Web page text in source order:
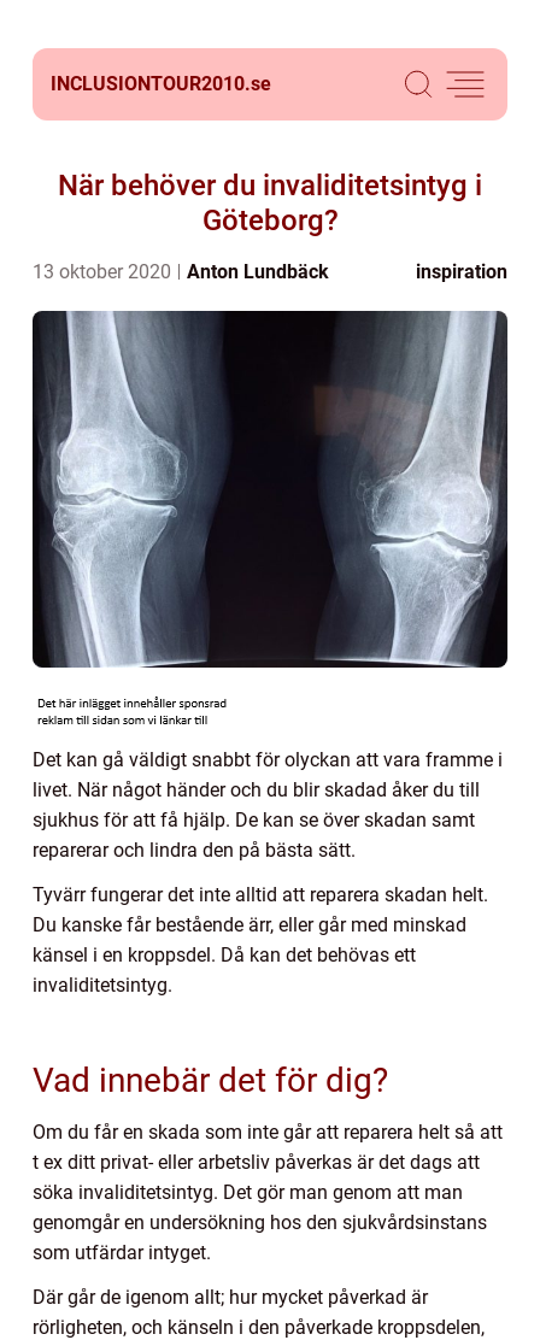
INCLUSIONTOUR2010.se
När behöver du invaliditetsintyg i
Göteborg?
13 oktober 2020 Anton Lundbäck inspiration
Det kan gå väldigt snabbt för olyckan att vara framme i
livet. När något händer och du blir skadad åker du till
sjukhus för att få hjälp. De kan se över skadan samt
reparerar och lindra den på bästa sätt.
Tyvärr fungerar det inte alltid att reparera skadan helt.
Du kanske får bestående ärr, eller går med minskad
känsel i en kroppsdel. Då kan det behövas ett
invaliditetsintyg.
Vad innebär det för dig?
Om du får en skada som inte går att reparera helt så att
t ex ditt privat- eller arbetsliv påverkas är det dags att
söka invaliditetsintyg. Det gör man genom att man
genomgår en undersökning hos den sjukvårdsinstans
som utfärdar intyget.
Där går de igenom allt; hur mycket påverkad är
rörligheten, och känseln i den påverkade kroppsdelen,